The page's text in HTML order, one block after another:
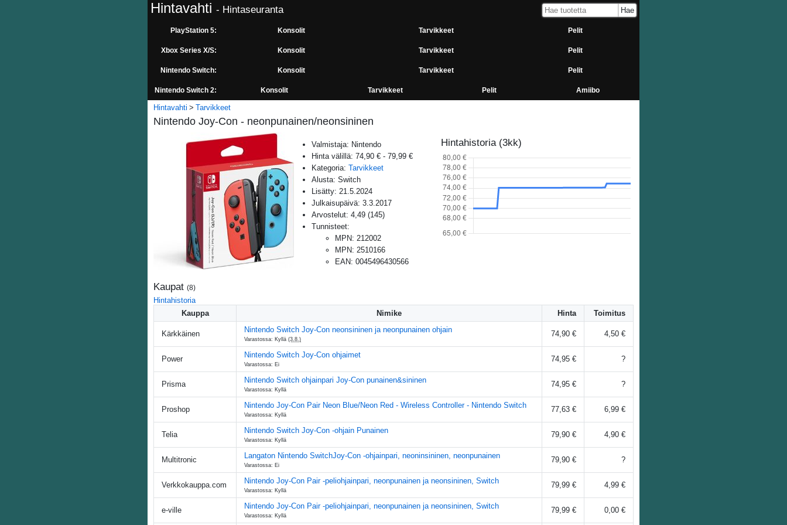
Hintavahti - Hintaseuranta
PlayStation 5: Konsolit Tarvikkeet Pelit
Xbox Series X/S: Konsolit Tarvikkeet Pelit
Nintendo Switch: Konsolit Tarvikkeet Pelit
Nintendo Switch 2: Konsolit Tarvikkeet Pelit Amiibo
Hintavahti Tarvikkeet
Nintendo Joy-Con - neonpunainen/neonsininen
Valmistaja: Nintendo
Hinta välillä: 74,90 € - 79,99 €
Kategoria: Tarvikkeet
Alusta: Switch
Lisätty: 21.5.2024
Julkaisupäivä: 3.3.2017
Arvostelut: 4,49 (145)
Tunnisteet:
MPN: 212002
MPN: 2510166
EAN: 0045496430566
Hintahistoria (3kk)
Kaupat (8)
Hintahistoria
Kauppa
Nimike Hinta Toimitus
Kärkkäinen Nintendo Switch Joy-Con neonsininen ja neonpunainen ohjain
Varastossa: Kyllä (3.8.)
74,90 € 4,50 €
Power Nintendo Switch Joy-Con ohjaimet
Varastossa: Ei
74,95 € ?
Prisma Nintendo Switch ohjainpari Joy-Con punainen&sininen
Varastossa: Kyllä
74,95 € ?
Proshop Nintendo Joy-Con Pair Neon Blue/Neon Red - Wireless Controller - Nintendo Switch
Varastossa: Kyllä
77,63 € 6,99 €
Telia Nintendo Switch Joy-Con -ohjain Punainen
Varastossa: Kyllä
79,90 € 4,90 €
Multitronic Langaton Nintendo SwitchJoy-Con -ohjainpari, neoninsininen, neonpunainen
Varastossa: Ei
79,90 € ?
Verkkokauppa.com Nintendo Joy-Con Pair -peliohjainpari, neonpunainen ja neonsininen, Switch
Varastossa: Kyllä
79,99 € 4,99 €
e-ville Nintendo Joy-Con Pair -peliohjainpari, neonpunainen ja neonsininen, Switch
Varastossa: Kyllä
79,99 € 0,00 €